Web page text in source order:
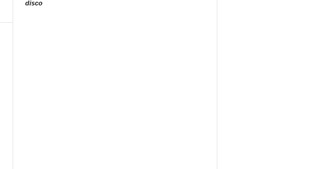
disco